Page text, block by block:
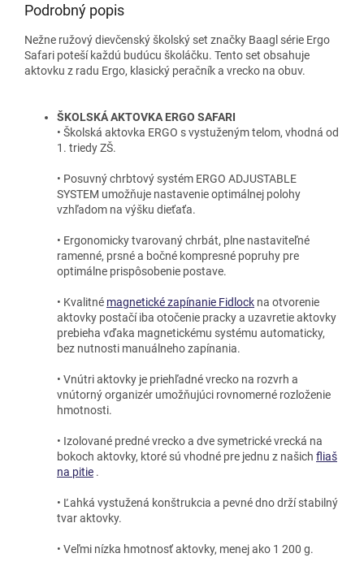
Podrobný popis
Nežne ružový dievčenský školský set značky Baagl série Ergo
Safari poteší každú budúcu školáčku. Tento set obsahuje
aktovku z radu Ergo, klasický peračník a vrecko na obuv.
ŠKOLSKÁ AKTOVKA ERGO SAFARI
• Školská aktovka ERGO s vystuženým telom, vhodná od
1. triedy ZŠ.
• Posuvný chrbtový systém ERGO ADJUSTABLE
SYSTEM umožňuje nastavenie optimálnej polohy
vzhľadom na výšku dieťaťa.
• Ergonomicky tvarovaný chrbát, plne nastaviteľné
ramenné, prsné a bočné kompresné popruhy pre
optimálne prispôsobenie postave.
• Kvalitné magnetické zapínanie Fidlock na otvorenie
aktovky postačí iba otočenie pracky a uzavretie aktovky
prebieha vďaka magnetickému systému automaticky,
bez nutnosti manuálneho zapínania.
• Vnútri aktovky je priehľadné vrecko na rozvrh a
vnútorný organizér umožňujúci rovnomerné rozloženie
hmotnosti.
• Izolované predné vrecko a dve symetrické vrecká na
bokoch aktovky, ktoré sú vhodné pre jednu z našich fliaš
na pitie .
• Ľahká vystužená konštrukcia a pevné dno drží stabilný
tvar aktovky.
• Veľmi nízka hmotnosť aktovky, menej ako 1 200 g.